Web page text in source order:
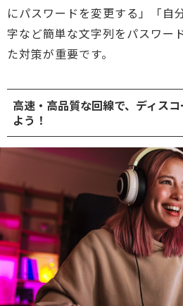
にパスワードを変更する」「自
字など簡単な文字列をパスワー
た対策が重要です。
高速・高品質な回線で、ディス
よう！